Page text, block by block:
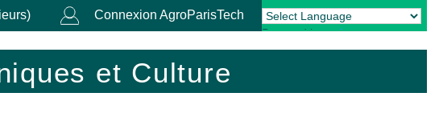
Connexion AgroParisTech
Powered by Translate
et Culture